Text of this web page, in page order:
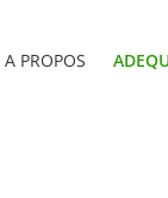
A PROPOS